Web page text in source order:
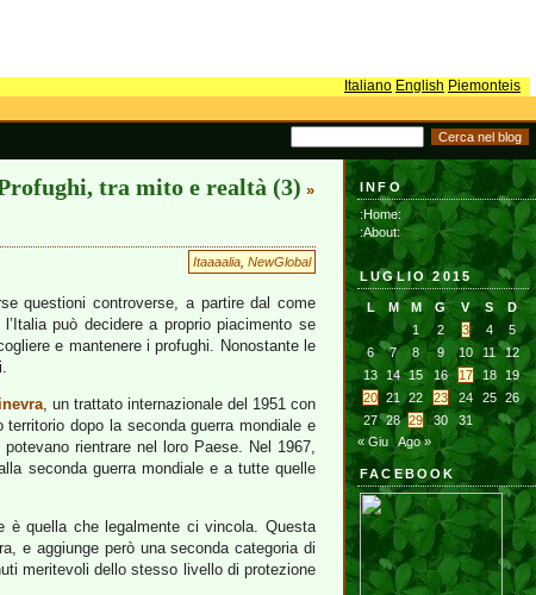
Italiano English Piemonteis
tra mito e realtà (3) »
Itaaaalia NewGlobal
questioni controverse, a partire dal come
può decidere a proprio piacimento se
e mantenere i profughi. Nonostante le
, un trattato internazionale del 1951 con
dopo la seconda guerra mondiale e
rientrare nel loro Paese. Nel 1967,
seconda guerra mondiale e a tutte quelle
è quella che legalmente ci vincola. Questa
e aggiunge però una seconda categoria di
meritevoli dello stesso livello di protezione
INFO
:Home:
:About:
LUGLIO 2015
L M M G V S
D
1
2 3 4
5
6
7 8 9 10 11
12
13
14 15 16 17 18
19
20 21 22 23 24 25
26
27 28 29 30
31
« Giu
Ago »
FACEBOOK